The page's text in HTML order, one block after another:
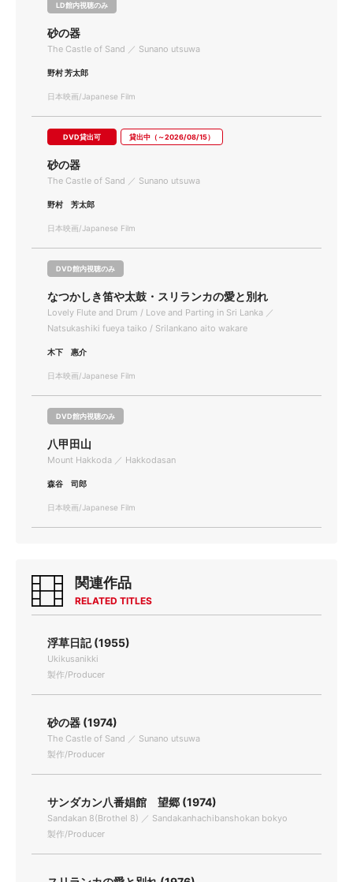
LD館内視聴のみ
砂の器
The Castle of Sand ／ Sunano utsuwa
野村 芳太郎
日本映画/Japanese Film
DVD貸出可 貸出中（～2026/08/15）
砂の器
The Castle of Sand ／ Sunano utsuwa
野村 芳太郎
日本映画/Japanese Film
DVD館内視聴のみ
なつかしき笛や太鼓・スリランカの愛と別れ
Lovely Flute and Drum / Love and Parting in Sri Lanka ／
Natsukashiki fueya taiko / Srilankano aito wakare
木下 惠介
日本映画/Japanese Film
DVD館内視聴のみ
八甲田山
Mount Hakkoda ／ Hakkodasan
森谷 司郎
日本映画/Japanese Film
関連作品
RELATED TITLES
浮草日記 (1955)
Ukikusanikki
製作/Producer
砂の器 (1974)
The Castle of Sand ／ Sunano utsuwa
製作/Producer
サンダカン八番娼館 望郷 (1974)
Sandakan 8(Brothel 8) ／ Sandakanhachibanshokan bokyo
製作/Producer